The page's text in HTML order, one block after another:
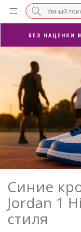
БЕЗ НАЦЕНКИ
3-Я
Синие
Jordan 1
стиля